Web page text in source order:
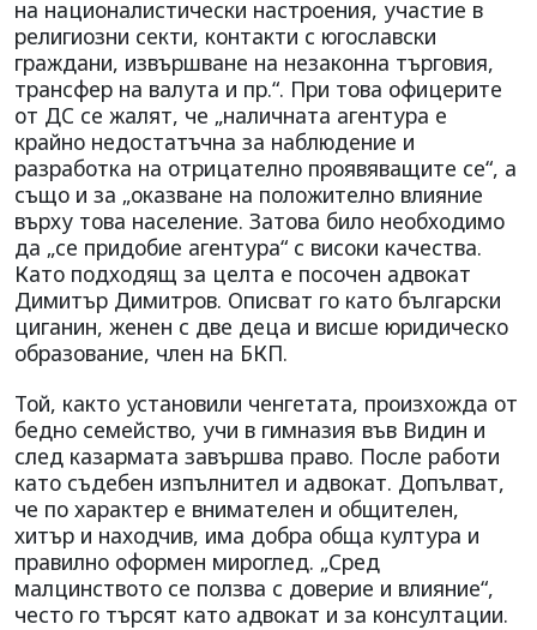
на националистически настроения, участие в
религиозни секти, контакти с югославски
граждани, извършване на незаконна търговия,
трансфер на валута и пр.“. При това офицерите
от ДС се жалят, че „наличната агентура е
крайно недостатъчна за наблюдение и
разработка на отрицателно проявяващите се“, а
също и за „оказване на положително влияние
върху това население. Затова било необходимо
да „се придобие агентура“ с високи качества.
Като подходящ за целта е посочен адвокат
Димитър Димитров. Описват го като български
циганин, женен с две деца и висше юридическо
образование, член на БКП.
Той, както установили ченгетата, произхожда от
бедно семейство, учи в гимназия във Видин и
след казармата завършва право. После работи
като съдебен изпълнител и адвокат. Допълват,
че по характер е внимателен и общителен,
хитър и находчив, има добра обща култура и
правилно оформен мироглед. „Сред
малцинството се ползва с доверие и влияние“,
често го търсят като адвокат и за консултации.